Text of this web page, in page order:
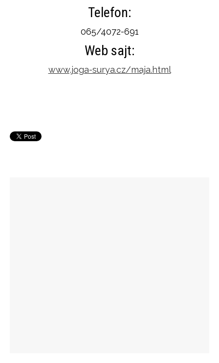
Telefon:
065/4072-691
Web sajt:
www.joga-surya.cz/maja.html